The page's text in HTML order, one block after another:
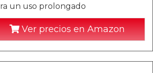
un uso prolongado
Ver precios en Amazon